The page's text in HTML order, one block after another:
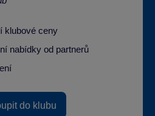
klubové ceny
nabídky od partnerů
do klubu